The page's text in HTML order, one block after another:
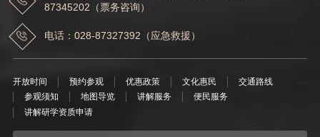
87345202（票务咨询）
电话：028-87327392（应急救援）
开放时间 预约参观 优惠政策 文化惠民
交通路线
参观须知
地图导览 讲解服务
便民服务
讲解研学资质申请